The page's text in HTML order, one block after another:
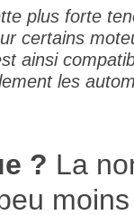
plus forte
certains
ainsi
les
? La